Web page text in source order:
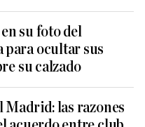
su foto del
para ocultar sus
su calzado
las razones